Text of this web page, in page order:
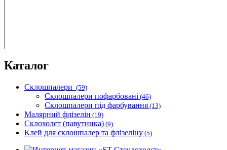
Каталог
Склошпалери (59)
Склошпалери пофарбовані (46)
Склошпалери під фарбування (13)
Малярний флізелін (19)
Склохолст (павутинка) (9)
Клей для склошпалер та флізеліну (5)